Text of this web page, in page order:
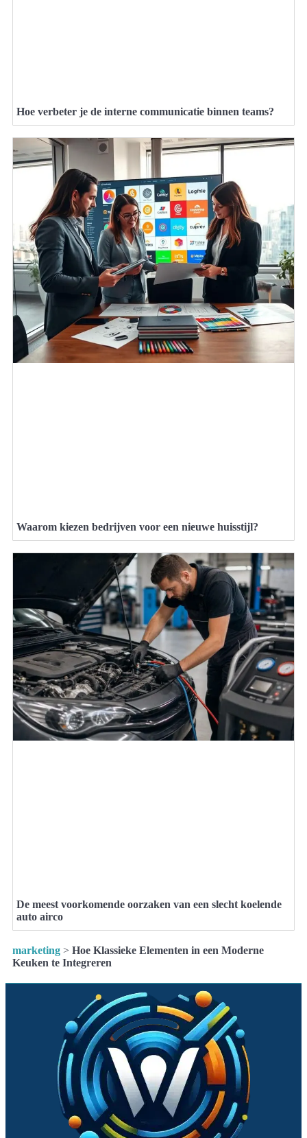
Hoe verbeter je de interne communicatie binnen teams?
Waarom kiezen bedrijven voor een nieuwe huisstijl?
De meest voorkomende oorzaken van een slecht koelende
auto airco
marketing > Hoe Klassieke Elementen in een Moderne
Keuken te Integreren